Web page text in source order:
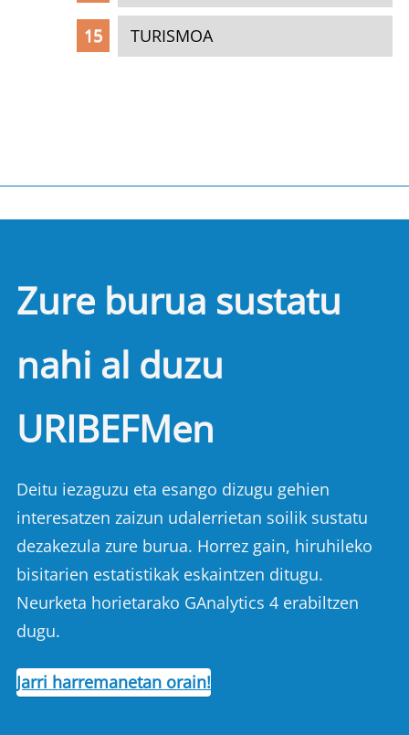
TURISMOA
Zure burua sustatu
nahi al duzu
URIBEFMen
Deitu iezaguzu eta esango dizugu gehien
interesatzen zaizun udalerrietan soilik sustatu
dezakezula zure burua. Horrez gain, hiruhileko
bisitarien estatistikak eskaintzen ditugu.
Neurketa horietarako GAnalytics 4 erabiltzen
dugu.
Jarri harremanetan orain!